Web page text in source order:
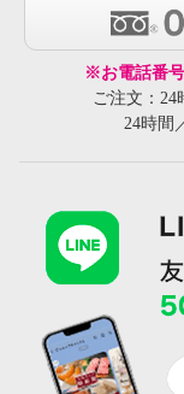
※お電話番号
ご注文：24
24時間